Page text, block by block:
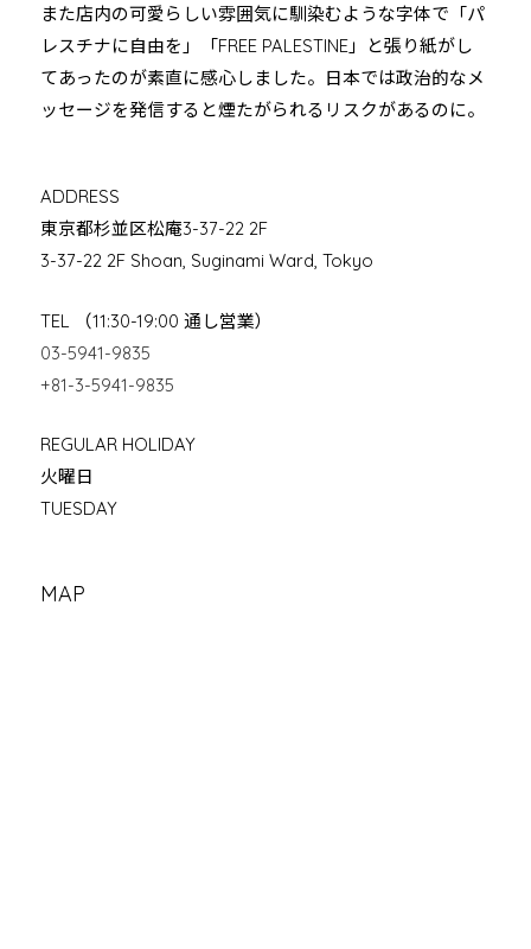
また店内の可愛らしい雰囲気に馴染むような字体で「パ
レスチナに自由を」「FREE PALESTINE」と張り紙がし
てあったのが素直に感心しました。日本では政治的なメ
ッセージを発信すると煙たがられるリスクがあるのに。
ADDRESS
東京都杉並区松庵3-37-22 2F
3-37-22 2F Shoan, Suginami Ward, Tokyo
TEL （11:30-19:00 通し営業）
03-5941-9835
+81-3-5941-9835
REGULAR HOLIDAY
火曜日
TUESDAY
MAP